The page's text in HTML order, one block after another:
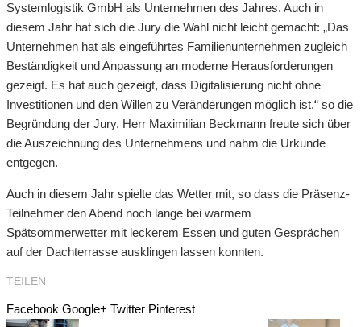
Systemlogistik GmbH als Unternehmen des Jahres. Auch in
diesem Jahr hat sich die Jury die Wahl nicht leicht gemacht: „Das
Unternehmen hat als eingeführtes Familienunternehmen zugleich
Beständigkeit und Anpassung an moderne Herausforderungen
gezeigt. Es hat auch gezeigt, dass Digitalisierung nicht ohne
Investitionen und den Willen zu Veränderungen möglich ist.“ so die
Begründung der Jury. Herr Maximilian Beckmann freute sich über
die Auszeichnung des Unternehmens und nahm die Urkunde
entgegen.
Auch in diesem Jahr spielte das Wetter mit, so dass die Präsenz-
Teilnehmer den Abend noch lange bei warmem
Spätsommerwetter mit leckerem Essen und guten Gesprächen
auf der Dachterrasse ausklingen lassen konnten.
TEILEN
Facebook Google+ Twitter Pinterest